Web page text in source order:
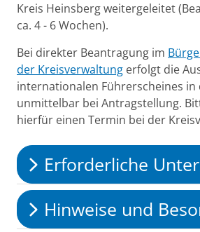
Kreis Heinsberg weitergeleitet
ca. 4 - 6 Wochen).
Bei direkter Beantragung im
der Kreisverwaltung erfolgt die
internationalen Führerscheines in
unmittelbar bei Antragstellung.
hierfür einen Termin bei der
Erforderliche
Hinweise und